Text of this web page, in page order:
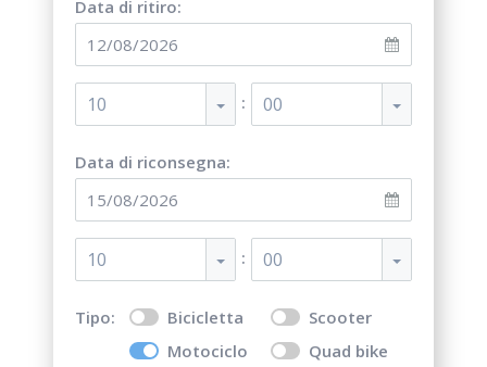
Data di ritiro:
10 : 00
Data di riconsegna:
10 : 00
Tipo: Bicicletta
Scooter
Motociclo
Quad bike